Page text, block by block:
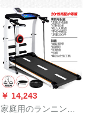
￥ 14,243
家庭用のランニング